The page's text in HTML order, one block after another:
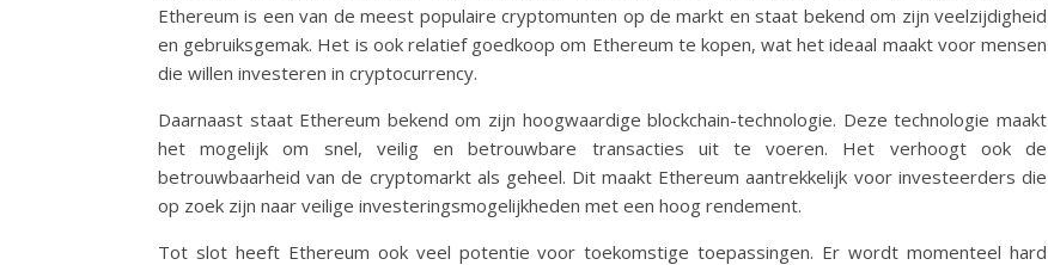
Ethereum is een van de meest populaire cryptomunten op de markt en staat bekend om zijn veelzijdigheid
en gebruiksgemak. Het is ook relatief goedkoop om Ethereum te kopen, wat het ideaal maakt voor mensen
die willen investeren in cryptocurrency.
Daarnaast staat Ethereum bekend om zijn hoogwaardige blockchain-technologie. Deze technologie maakt
het mogelijk om snel, veilig en betrouwbare transacties uit te voeren. Het verhoogt ook de
betrouwbaarheid van de cryptomarkt als geheel. Dit maakt Ethereum aantrekkelijk voor investeerders die
op zoek zijn naar veilige investeringsmogelijkheden met een hoog rendement.
Tot slot heeft Ethereum ook veel potentie voor toekomstige toepassingen. Er wordt momenteel hard